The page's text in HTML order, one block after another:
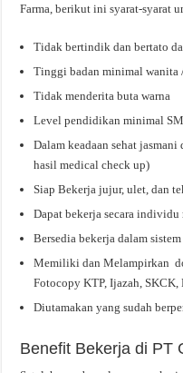
Farma, berikut ini syarat-syarat
Tidak bertindik dan bertato
Tinggi badan minimal wanita
Tidak menderita buta warna
Level pendidikan minimal
Dalam keadaan sehat
hasil medical check up)
Siap Bekerja jujur, ulet, dan
Dapat bekerja secara
Bersedia bekerja dalam
Memiliki dan Melampirkan
Fotocopy KTP, Ijazah,
Diutamakan yang sudah
Benefit Bekerja di PT